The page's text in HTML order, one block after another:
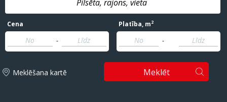
Cena
-
Platība, m2
-
Meklēšana kartē Meklēt